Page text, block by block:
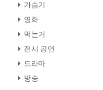
가습기
영화
먹는거
전시 공연
드라마
방송